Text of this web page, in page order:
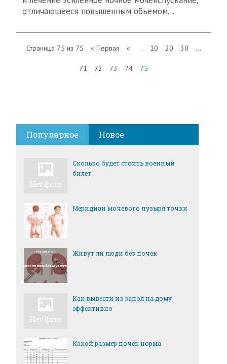
отличающееся повышенным объемом…
Страница 75 из 75 « Первая « ... 10 20 30 ...
71 72 73 74 75
Популярное Новое
Сколько будет стоить военный
билет
Меридиан мочевого пузыря точки
Живут ли люди без почек
Как вывести из запоя на дому
эффективно
Какой размер почек норма